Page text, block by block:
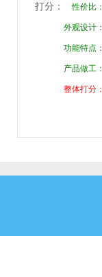
打分： 性价比：
外观设计：
功能特点：
产品做工：
整体打分：